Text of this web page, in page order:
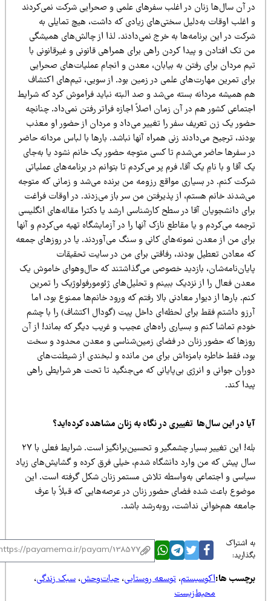
آن سال‌ها زنان در اغلب سفرهای علمی‌ و صحرایی شرکت نمی‌کردند
اغلب اوقات به‌دلیل سختی‌های زیادی که داشت، هیچ تمایلی به
در این برنامه‌ها به خرج نمی‌دادند. لذا از چالش‌های همیشگی
تک افتادن و پیدا کردن راهی برای همراهی قانونی و غیرقانونی با
مردان برای رفتن به بیابان، معدن و انجام عملیات‌های صحرایی
تمرین مهارت‌های علمی‌ در زمین بود. از سویی، تیم‌های اکتشاف
همیشه مردانه بسته می‌شد و صد البته نباید فراموش کرد که شرایط
کشور هم در آن زمان‌ اصلاً اجازه فراتر رفتن نمی‌داد.چنانچه
یک زن تعریف سفر را تغییر می‌داد و مردان از حضور او معذب
ترجیحمی‌دادند زنی همراه آنها نباشد. بارها با لباس مردانه حاضر
سفرها حاضر می‌شدم تا کسی متوجه حضور یک خانم نشود یا به‌جای
آقا و با نامِ یک آقا، فرم پر می‌کردم تا بتوانم در برنامه‌های عملیاتی
کنم. در بسیاری مواقع رزومه من برنده می‌شد و زمانی که متوجه
خانم هستم، از پذیرفتن من سر باز می‌زدند. در اوقات فراغت
دانشجویان آقا در سطح کارشناسی ارشد یا دکترا مقاله‌های انگلیسی
می‌کردم و یامقاطع نازک آنها را در آزمایشگاه تهیه می‌کردم و آنها
من از معدن نمونه‌های کانی و سنگ می‌آوردند. یا در روزهای جمعه
معادن تعطیل بودند، رفاقتی برای من در سایت تحقیقات
بازدید خصوصی می‌گذاشتند که حال‌و‌هوای خاموش یک
فعال را از نزدیک ببینم و تحلیل‌های ژئومورفولوژیک را تمرین
بارها از دیوار معادنی بالا رفتم که ورود خانم‌ها ممنوع بود، اما
داشتم فقط برای لحظه‌ای داخل پیت (گودال اکتشاف) را با چشم
تماشا کنم و بسیاری راه‌های عجیب و غریب دیگر که بماند! از آن
که حضور زنان در فضای زمین‌شناسی و معدن محدود و سخت
فقط خاطره بامزه‌اش برای من مانده و لبخندی از شیطنت‌های
جوانی و انرژی بی‌پایانی که می‌جنگید تا تحت هر شرایطی راهی
کند.
در این سال‌ها تغییری در نگاه به زنان مشاهده کرده‌اید؟
بله! این تغییر بسیار چشمگیر و تحسین‌برانگیز است. شرایط فعلی با ۲۷
پیش که من وارد دانشگاه شدم، خیلی فرق کرده و گشایش‌های زیاد
و اجتماعی به‌واسطه تلاش مستمر زنان شکل گرفته است. این
باعث شده فضای حضور زنان در عرصه‌هایی که قبلاً با عرف
هم‌خوانی نداشت، رو‌به‌رشد باشد.
اشتراک
ها:اکوسیستم،توسعه روستایی،حیات‌وحش،سبک زندگی،
محیط‌زیست